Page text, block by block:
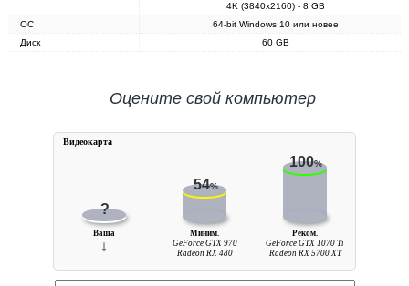
4K (3840x2160) - 8 GB
ОС
64-bit Windows 10 или новее
Диск
60 GB
Оцените свой компьютер
?
54%
100%
Ваша
↓
Миним.
GeForce GTX 970
Radeon RX 480
Реком.
GeForce GTX 1070 Ti
Radeon RX 5700 XT
Видеокарта